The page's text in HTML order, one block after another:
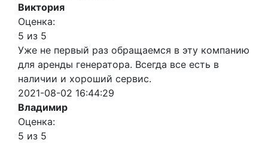
Виктория
Оценка:
5 из 5
Уже не первый раз обращаемся в эту компанию
для аренды генератора. Всегда все есть в
наличии и хороший сервис.
2021-08-02 16:44:29
Владимир
Оценка:
5 из 5